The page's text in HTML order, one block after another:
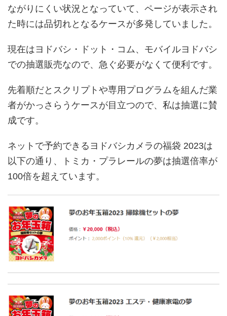
ながりにくい状況となっていて、ページが表示され
た時には品切れとなるケースが多発していました。
現在はヨドバシ・ドット・コム、モバイルヨドバシ
での抽選販売なので、急ぐ必要がなくて便利です。
先着順だとスクリプトや専用プログラムを組んだ業
者がかっさらうケースが目立つので、私は抽選に賛
成です。
ネットで予約できるヨドバシカメラの福袋 2023は
以下の通り、トミカ・プラレールの夢は抽選倍率が
100倍を超えています。